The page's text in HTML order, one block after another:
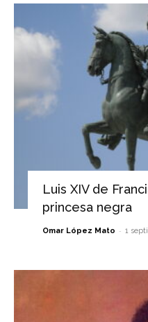
Luis XIV de
princesa negra
Omar López Mato - 1